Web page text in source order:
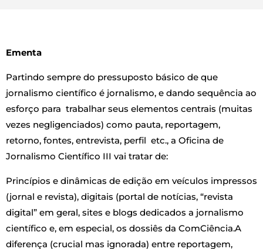
Ementa
Partindo sempre do pressuposto básico de que
jornalismo científico é jornalismo, e dando sequência ao
esforço para trabalhar seus elementos centrais (muitas
vezes negligenciados) como pauta, reportagem,
retorno, fontes, entrevista, perfil etc., a Oficina de
Jornalismo Científico III vai tratar de:
Princípios e dinâmicas de edição em veículos impressos
(jornal e revista), digitais (portal de notícias, “revista
digital” em geral, sites e blogs dedicados a jornalismo
científico e, em especial, os dossiês da ComCiência.A
diferença (crucial mas ignorada) entre reportagem,